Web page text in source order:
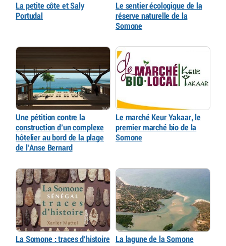
La petite côte et Saly
Portudal
Le sentier écologique de la
réserve naturelle de la
Somone
Une pétition contre la
construction d’un complexe
hôtelier au bord de la plage
de l’Anse Bernard
Le marché Keur Yakaar, le
premier marché bio de la
Somone
La Somone : traces d’histoire La lagune de la Somone